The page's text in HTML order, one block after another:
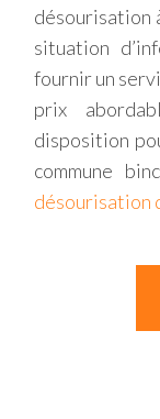
désourisation
situation
fournir un
prix
disposition
commune
désourisation